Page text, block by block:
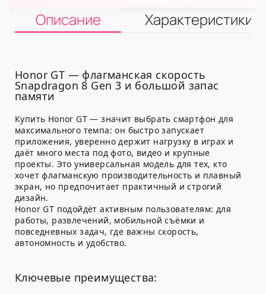
Описание Характеристики
Honor GT — флагманская скорость
Snapdragon 8 Gen 3 и большой запас
памяти
Купить Honor GT — значит выбрать смартфон для
максимального темпа: он быстро запускает
приложения, уверенно держит нагрузку в играх и
даёт много места под фото, видео и крупные
проекты. Это универсальная модель для тех, кто
хочет флагманскую производительность и плавный
экран, но предпочитает практичный и строгий
дизайн.
Honor GT подойдёт активным пользователям: для
работы, развлечений, мобильной съёмки и
повседневных задач, где важны скорость,
автономность и удобство.
Ключевые преимущества: